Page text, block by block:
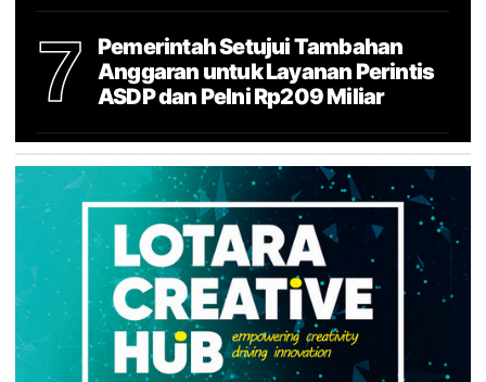
7
Pemerintah Setujui Tambahan
Anggaran untuk Layanan Perintis
ASDP dan Pelni Rp209 Miliar